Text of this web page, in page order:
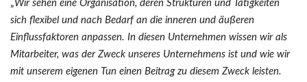
„Wir sehen eine Organisation, deren Strukturen und Tätigkeiten
sich flexibel und nach Bedarf an die inneren und äußeren
Einflussfaktoren anpassen. In diesen Unternehmen wissen wir als
Mitarbeiter, was der Zweck unseres Unternehmens ist und wie wir
mit unserem eigenen Tun einen Beitrag zu diesem Zweck leisten.